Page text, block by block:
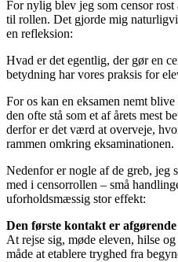
For nylig blev jeg som censor
til rollen. Det gjorde mig
en refleksion:
Hvad er det egentlig, der gør en
betydning har vores praksis for
For os kan en eksamen nemt
den ofte stå som et af årets mest
derfor er det værd at overveje,
rammen omkring eksaminationen.
Nedenfor er nogle af de greb, jeg
med i censorrollen – små
uforholdsmæssig stor effekt:
Den første kontakt er afgørende
At rejse sig, møde eleven, hilse
måde at etablere tryghed fra